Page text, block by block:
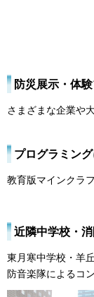
防災展示・体
さまざまな企業や
プログラミン
教育版マインクラ
近隣中学校・
東月寒中学校・羊
防音楽隊によるコ